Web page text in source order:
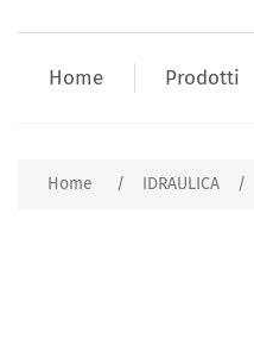
Home Prodotti
Home / IDRAULICA /